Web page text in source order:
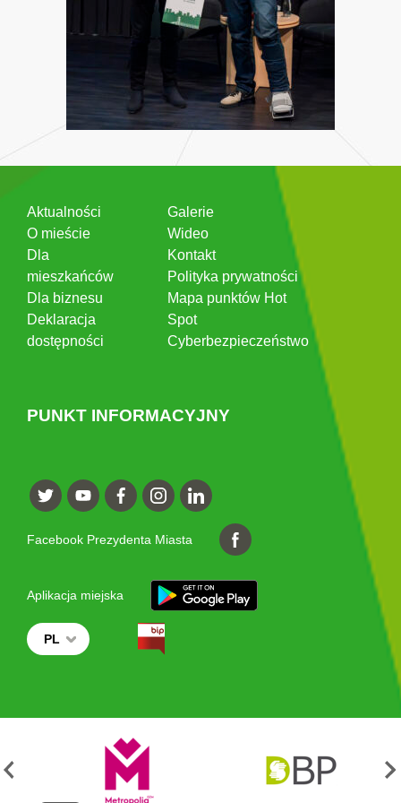
Aktualności
O mieście
Dla
mieszkańców
Dla biznesu
Deklaracja
dostępności
Galerie
Wideo
Kontakt
Polityka prywatności
Mapa punktów Hot
Spot
Cyberbezpieczeństwo
PUNKT INFORMACYJNY
Facebook Prezydenta Miasta
Aplikacja miejska
PL